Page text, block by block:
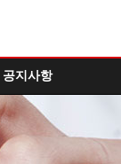
공지사항